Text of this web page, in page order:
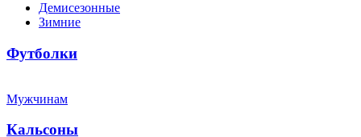
Демисезонные
Зимние
Футболки
Мужчинам
Кальсоны